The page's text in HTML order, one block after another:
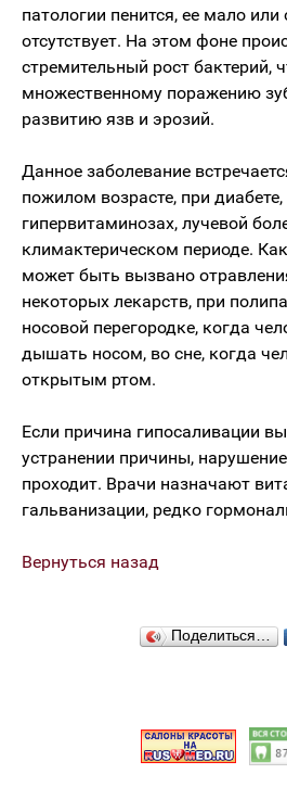
патологии пенится, ее мало или
отсутствует. На этом фоне
стремительный рост бактерий,
множественному поражению
развитию язв и эрозий.
Данное заболевание
пожилом возрасте, при диабете,
гипервитаминозах, лучевой
климактерическом периоде.
может быть вызвано
некоторых лекарств, при
носовой перегородке, когда
дышать носом, во сне, когда
открытым ртом.
Если причина гипосаливации
устранении причины,
проходит. Врачи назначают
гальванизации, редко
Вернуться назад
Поделиться…